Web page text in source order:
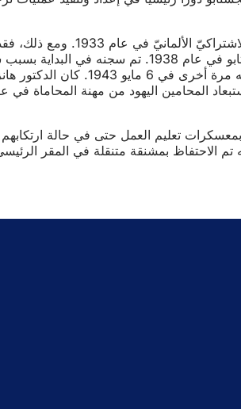
عمل الدكتور هانز بوتيرساك محاميًا في فيسبادن
حيث تم اعتقاله عدة مرات وتعرض للضغط. وفي نهاية المطاف تم حل "شتالهيلم" في
تنتقد النظام، بما في ذلك في سجن الشرطة في فريدريش
تعليم العمل حتى في حالة ارتكابهم
الاحتفاظ بمشنقة متنقلة في المقر